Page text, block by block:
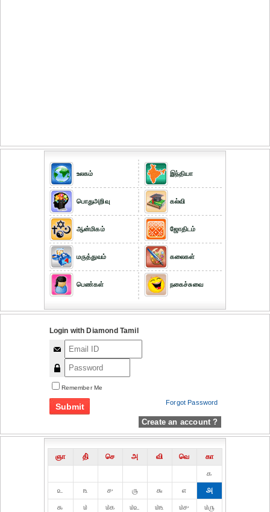
உலகம்
பொதுஅறிவு
ஆன்மிகம்
மருத்துவம்
பெண்கள்
இந்தியா
கல்வி
ஜோதிடம்
கலைகள்
நகைச்சுவை
Login with Diamond Tamil
Remember Me
Forgot Password
Create an account ?
ஞா தி் செ அ வி வெ
கா
௧
௨
௩ ௪ ௫ ௬ ௭
௮
௯
௰ ௰௧ ௰௨ ௰௩ ௰௪
௰௫